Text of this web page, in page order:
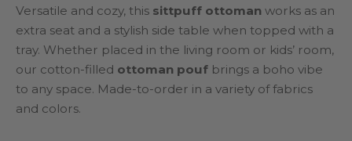
till
US$651
Versatile and cozy, this sittpuff ottoman works as an
extra seat and a stylish side table when topped with a
tray. Whether placed in the living room or kids’ room,
our cotton-filled ottoman pouf brings a boho vibe
to any space. Made-to-order in a variety of fabrics
and colors.
och bomullsfyllning